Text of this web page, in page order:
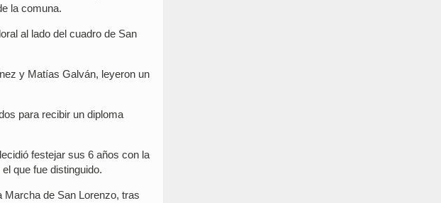
la comuna.
al lado del cuadro de San
y Matías Galván, leyeron un
para recibir un diploma
festejar sus 6 años con la
que fue distinguido.
Marcha de San Lorenzo, tras